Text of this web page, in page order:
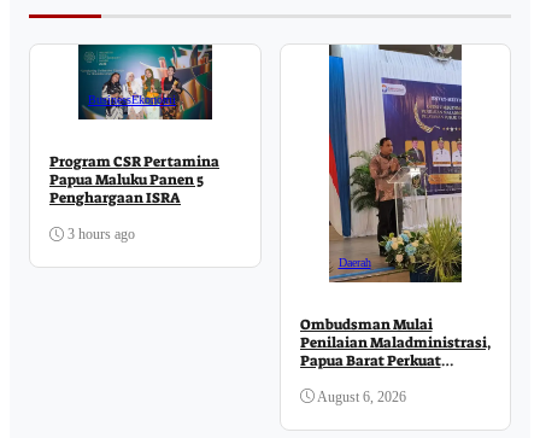
BusinessEkonomi
Program CSR Pertamina
Papua Maluku Panen 5
Penghargaan ISRA
3 hours ago
Daerah
Ombudsman Mulai
Penilaian Maladministrasi,
Papua Barat Perkuat
Publik
August 6, 2026